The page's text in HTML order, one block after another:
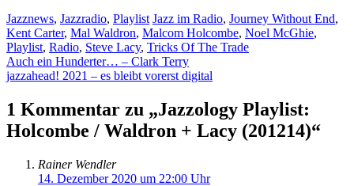
Kategorien
Jazznews, Jazzradio, Playlist Schlagwörter
Jazz im Radio, Journey Without End,
Kent Carter, Mal Waldron, Malcom Holcombe, Noel McGhie,
Playlist, Radio, Steve Lacy, Tricks Of The Trade
Auch ein Hunderter… – Clark Terry
jazzahead! 2021 – es bleibt vorerst digital
1 Kommentar zu „Jazzology Playlist:
Holcombe / Waldron + Lacy (201214)“
Rainer Wendler
14. Dezember 2020 um 22:00 Uhr